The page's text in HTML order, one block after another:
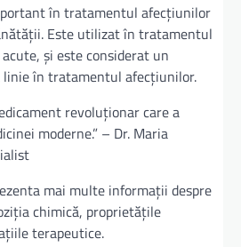
în tratamentul afecțiunilor
Este utilizat în tratamentul
și este considerat un
linie în tratamentul afecțiunilor.
revoluționar care a
moderne.” – Dr. Maria
mai multe informații despre
chimică, proprietățile
terapeutice.